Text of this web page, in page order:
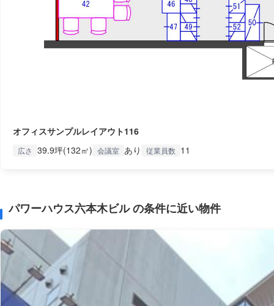
オフィスサンプルレイアウト116
広さ 39.9坪(132㎡) 会議室 あり 従業員数 11
パワーハウス六本木ビル の条件に近い物件